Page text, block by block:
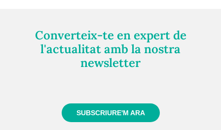
Converteix-te en expert de
l'actualitat amb la nostra
newsletter
SUBSCRIURE'M ARA